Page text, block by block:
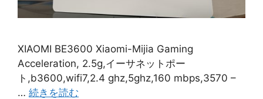
XIAOMI BE3600 Xiaomi-Mijia Gaming
Acceleration, 2.5g,イーサネットポー
ト,b3600,wifi7,2.4 ghz,5ghz,160 mbps,3570 –
… 続きを読む